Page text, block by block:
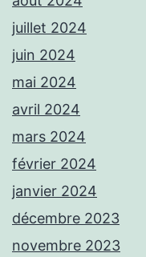
juillet 2024
juin 2024
mai 2024
avril 2024
mars 2024
février 2024
janvier 2024
décembre 2023
novembre 2023